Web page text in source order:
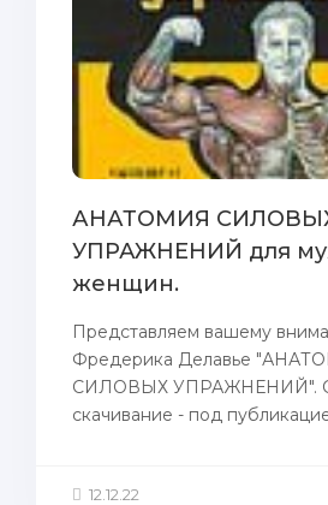
АНАТОМИЯ
УПРАЖНЕНИЙ для
женщин.
Представляем вашему
Фредерика Делавье
СИЛОВЫХ УПРАЖНЕНИЙ".
скачивание - под
12.12.22